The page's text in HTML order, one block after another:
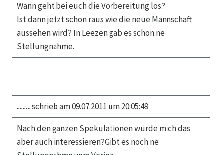
Wann geht bei euch die Vorbereitung los?
Ist dann jetzt schon raus wie die neue Mannschaft
aussehen wird? In Leezen gab es schon ne
Stellungnahme.
…..schrieb am 09.07.2011 um 20:05:49
Nach den ganzen Spekulationen würde mich das
aber auch interessieren?Gibt es noch ne